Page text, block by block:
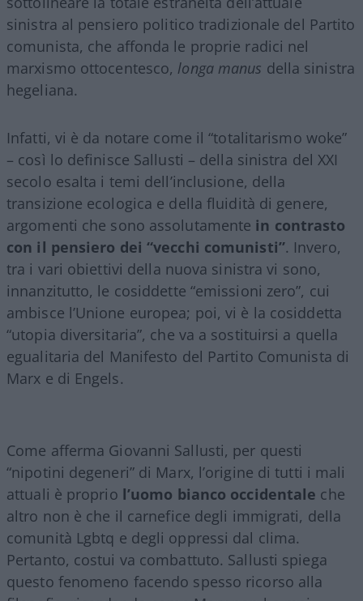
sinistra al pensiero politico tradizionale del Partito
comunista, che affonda le proprie radici nel
marxismo ottocentesco, longa manus della sinistra
hegeliana.
Infatti, vi è da notare come il “totalitarismo woke”
– così lo definisce Sallusti – della sinistra del XXI
secolo esalta i temi dell’inclusione, della
transizione ecologica e della fluidità di genere,
argomenti che sono assolutamente in contrasto
con il pensiero dei “vecchi comunisti”. Invero,
tra i vari obiettivi della nuova sinistra vi sono,
innanzitutto, le cosiddette “emissioni zero”, cui
ambisce l’Unione europea; poi, vi è la cosiddetta
“utopia diversitaria”, che va a sostituirsi a quella
egualitaria del Manifesto del Partito Comunista di
Marx e di Engels.
Come afferma Giovanni Sallusti, per questi
“nipotini degeneri” di Marx, l’origine di tutti i mali
attuali è proprio l’uomo bianco occidentale che
altro non è che il carnefice degli immigrati, della
comunità Lgbtq e degli oppressi dal clima.
Pertanto, costui va combattuto. Sallusti spiega
questo fenomeno facendo spesso ricorso alla